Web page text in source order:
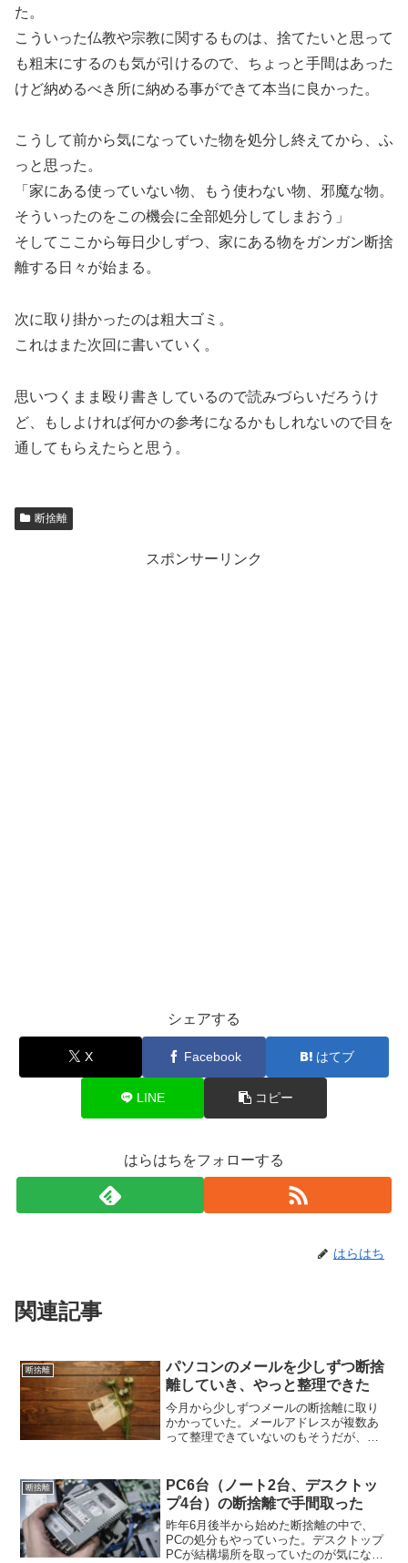
た。
こういった仏教や宗教に関するものは、捨てたいと思って
も粗末にするのも気が引けるので、ちょっと手間はあった
けど納めるべき所に納める事ができて本当に良かった。
こうして前から気になっていた物を処分し終えてから、ふ
っと思った。
「家にある使っていない物、もう使わない物、邪魔な物。
そういったのをこの機会に全部処分してしまおう」
そしてここから毎日少しずつ、家にある物をガンガン断捨
離する日々が始まる。
次に取り掛かったのは粗大ゴミ。
これはまた次回に書いていく。
思いつくまま殴り書きしているので読みづらいだろうけ
ど、もしよければ何かの参考になるかもしれないので目を
通してもらえたらと思う。
断捨離
スポンサーリンク
シェアする
X Facebook はてブ
LINE コピー
はらはちをフォローする
はらはち
関連記事
断捨離
パソコンのメールを少しずつ断捨
離していき、やっと整理できた
今月から少しずつメールの断捨離に取り
かかっていた。メールアドレスが複数あ
って整理できていないのもそうだが、メ
るメールが溜まり、さらにメールを見る
のが面倒になる。という負...
断捨離
PC6台（ノート2台、デスクトッ
プ4台）の断捨離で手間取った
昨年6月後半から始めた断捨離の中で、
PCの処分もやっていった。デスクトップ
PCが結構場所を取っていたのが気になっ